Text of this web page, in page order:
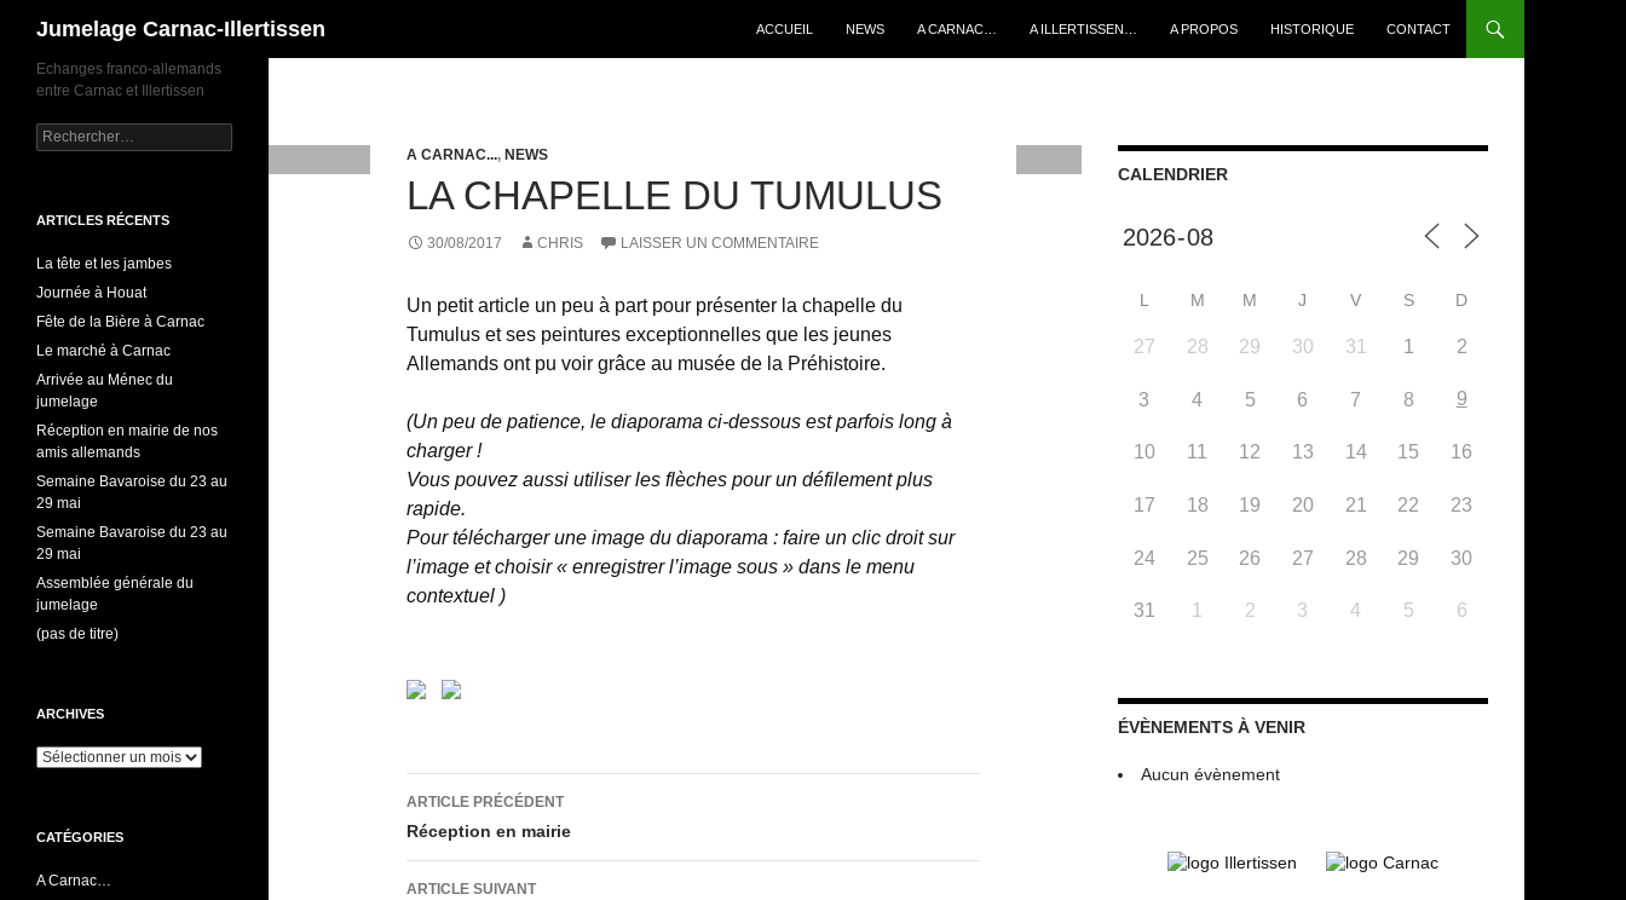
Jumelage Carnac-Illertissen
ACCUEIL
NEWS A CARNAC… A ILLERTISSEN… A PROPOS HISTORIQUE CONTACT
A CARNAC..., NEWS
LA CHAPELLE DU TUMULUS
30/08/2017 CHRIS LAISSER UN COMMENTAIRE
Un petit article un peu à part pour présenter la chapelle du
Tumulus et ses peintures exceptionnelles que les jeunes
Allemands ont pu voir grâce au musée de la Préhistoire.
(Un peu de patience, le diaporama ci-dessous est parfois long à
charger !
Vous pouvez aussi utiliser les flèches pour un défilement plus
rapide.
Pour télécharger une image du diaporama : faire un clic droit sur
l’image et choisir « enregistrer l’image sous » dans le menu
contextuel )
Navigation
des
articles
ARTICLE PRÉCÉDENT
Réception en mairie
ARTICLE SUIVANT
CALENDRIER
L M M J V S D
27 28 29 30 31 1 2
3 4 5 6 7 8 9
10 11 12 13 14 15 16
17 18 19 20 21 22 23
24 25 26 27 28 29 30
31 1 2 3 4 5 6
ÉVÈNEMENTS À VENIR
Aucun évènement
Echanges franco-allemands
entre Carnac et Illertissen
Rechercher :
ARTICLES RÉCENTS
La tête et les jambes
Journée à Houat
Fête de la Bière à Carnac
Le marché à Carnac
Arrivée au Ménec du
jumelage
Réception en mairie de nos
amis allemands
Semaine Bavaroise du 23 au
29 mai
Semaine Bavaroise du 23 au
29 mai
Assemblée générale du
jumelage
(pas de titre)
ARCHIVES
Archives
CATÉGORIES
A Carnac…